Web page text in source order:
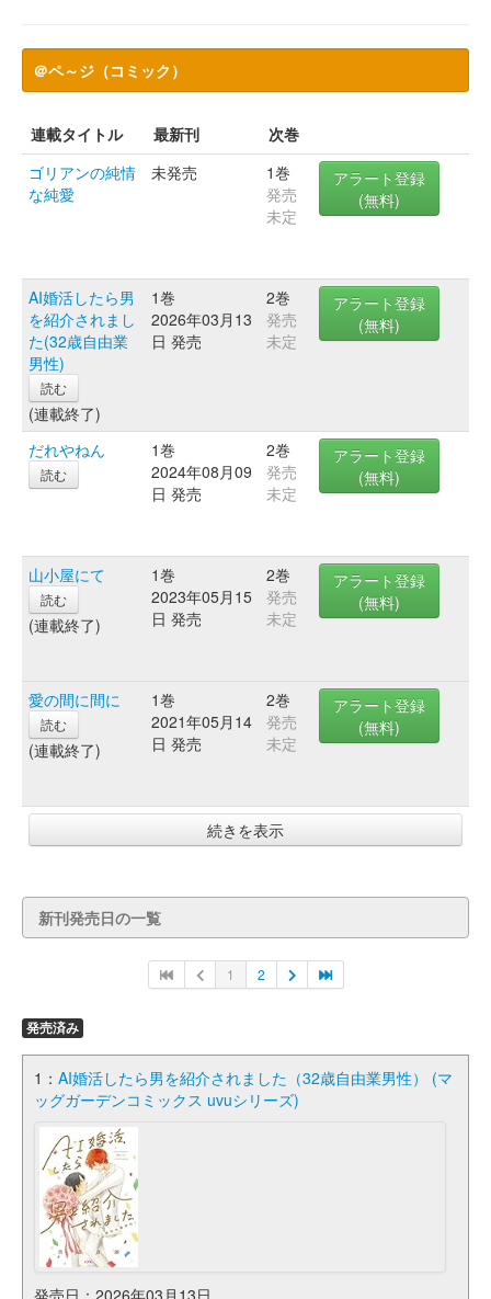
＠ペ～ジ（コミック）
連載タイトル 最新刊
次巻
ゴリアンの純情
な純愛
未発売
1巻
発売
未定
アラート登録
(無料)
AI婚活したら男
を紹介されまし
た(32歳自由業
男性)
読む
(連載終了)
1巻
2026年03月13
日 発売
2巻
発売
未定
アラート登録
(無料)
だれやねん
読む
1巻
2024年08月09
日 発売
2巻
発売
未定
アラート登録
(無料)
山小屋にて
読む
(連載終了)
1巻
2023年05月15
日 発売
2巻
発売
未定
アラート登録
(無料)
愛の間に間に
読む
(連載終了)
1巻
2021年05月14
日 発売
2巻
発売
未定
アラート登録
(無料)
続きを表示
新刊発売日の一覧
1 2
発売済み
1： AI婚活したら男を紹介されました（32歳自由業男性） (マ
ッグガーデンコミックス uvuシリーズ)
発売日：2026年03月13日